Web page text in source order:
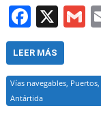
F
a
c
e
b
X G
l
LEER MÁS
Vías navegables,
Antártida